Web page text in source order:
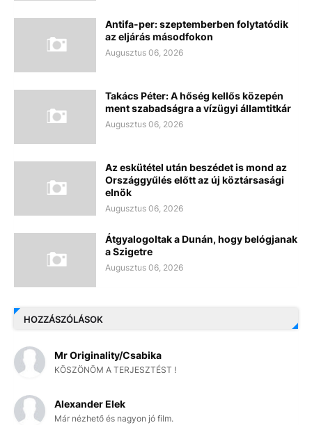
Antifa-per: szeptemberben folytatódik
az eljárás másodfokon
Augusztus 06, 2026
Takács Péter: A hőség kellős közepén
ment szabadságra a vízügyi államtitkár
Augusztus 06, 2026
Az eskütétel után beszédet is mond az
Országgyűlés előtt az új köztársasági
elnök
Augusztus 06, 2026
Átgyalogoltak a Dunán, hogy belógjanak
a Szigetre
Augusztus 06, 2026
HOZZÁSZÓLÁSOK
Mr Originality/Csabika
KÖSZÖNÖM A TERJESZTÉST !
Alexander Elek
Már nézhető és nagyon jó film.